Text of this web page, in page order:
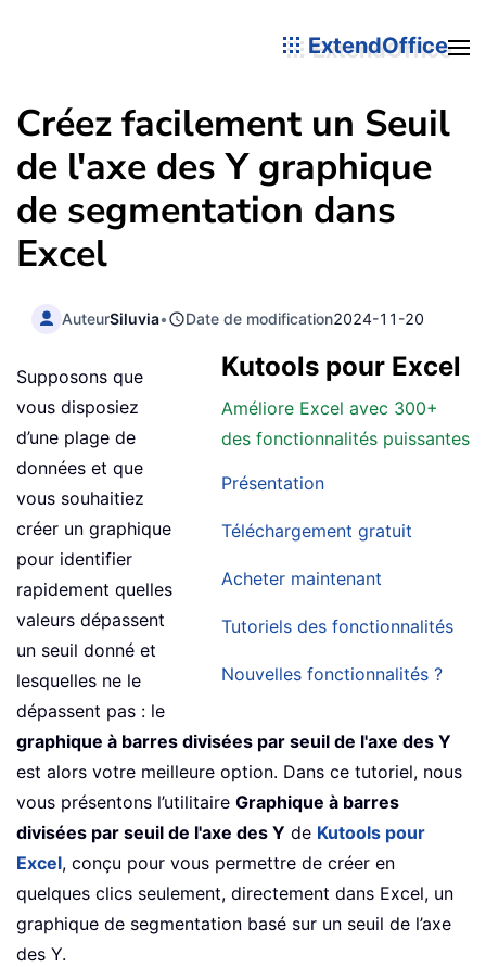
ExtendOffice
Créez facilement un Seuil
de l'axe des Y graphique
de segmentation dans
Excel
AuteurSiluvia• Date de modification2024-11-20
Kutools pour Excel
Améliore Excel avec 300+
des fonctionnalités puissantes
Présentation
Téléchargement gratuit
Acheter maintenant
Tutoriels des fonctionnalités
Nouvelles fonctionnalités ?
Supposons que
vous disposiez
d’une plage de
données et que
vous souhaitiez
créer un graphique
pour identifier
rapidement quelles
valeurs dépassent
un seuil donné et
lesquelles ne le
dépassent pas : le
graphique à barres divisées par seuil de l'axe des Y
est alors votre meilleure option. Dans ce tutoriel, nous
vous présentons l’utilitaire Graphique à barres
divisées par seuil de l'axe des Y de Kutools pour
Excel, conçu pour vous permettre de créer en
quelques clics seulement, directement dans Excel, un
graphique de segmentation basé sur un seuil de l’axe
des Y.